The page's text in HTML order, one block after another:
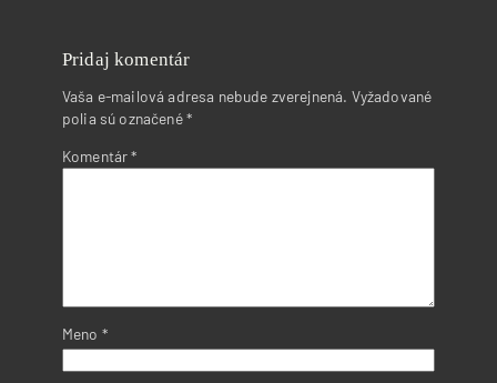
Pridaj komentár
Vaša e-mailová adresa nebude zverejnená. Vyžadované
polia sú označené*
Komentár*
Meno *